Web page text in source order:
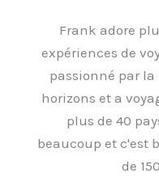
Frank adore
expériences de
passionné par
horizons et a
plus de 40
beaucoup et c'est
de